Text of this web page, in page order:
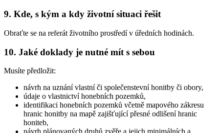
9. Kde, s kým a kdy životní situaci řešit
Obraťte se na referát životního prostředí v úředních hodinách.
10. Jaké doklady je nutné mít s sebou
Musíte předložit:
návrh na uznání vlastní či společenstevní honitby či obory,
údaje o vlastnictví honebních pozemků,
identifikaci honebních pozemků včetně mapového zákresu
hranic honitby na mapě zajišťující přesné odlišení hranic
honiteb,